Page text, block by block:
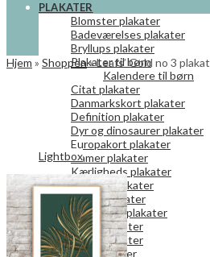
PLAKATER
Blomster plakater
Badeværelses plakater
Bryllups plakater
Plakater til børn
Kalendere til børn
Citat plakater
Danmarkskort plakater
Definition plakater
Dyr og dinosaurer plakater
Europakort plakater
Gamer plakater
Kærligheds plakater
Køkken plakater
Kunst plakater
Mor og Far plakater
Natur plakater
Retro plakater
Rum plakater
Hjem » Shoppen»Leafs’ Gold no 3 plakat
Lightbox